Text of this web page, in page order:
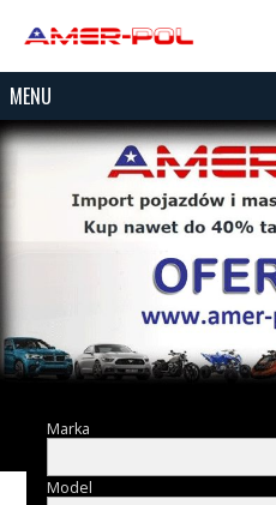
MENU
Marka
Model